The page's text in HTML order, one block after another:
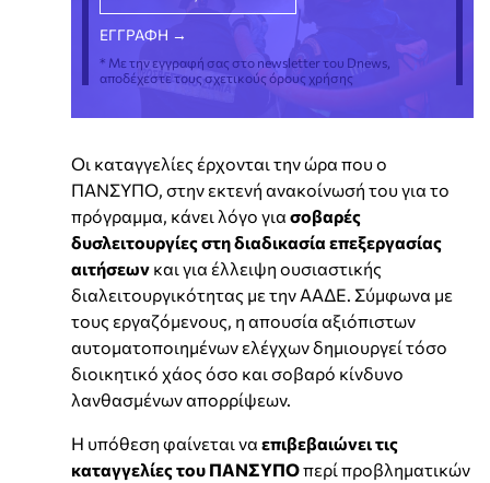
* Με την εγγραφή σας στο newsletter του Dnews,
αποδέχεστε τους σχετικούς όρους χρήσης
Οι καταγγελίες έρχονται την ώρα που ο
ΠΑΝΣΥΠΟ, στην εκτενή ανακοίνωσή του για το
πρόγραμμα, κάνει λόγο για σοβαρές
δυσλειτουργίες στη διαδικασία επεξεργασίας
αιτήσεων και για έλλειψη ουσιαστικής
διαλειτουργικότητας με την ΑΑΔΕ. Σύμφωνα με
τους εργαζόμενους, η απουσία αξιόπιστων
αυτοματοποιημένων ελέγχων δημιουργεί τόσο
διοικητικό χάος όσο και σοβαρό κίνδυνο
λανθασμένων απορρίψεων.
Η υπόθεση φαίνεται να επιβεβαιώνει τις
καταγγελίες του ΠΑΝΣΥΠΟπερί προβληματικών